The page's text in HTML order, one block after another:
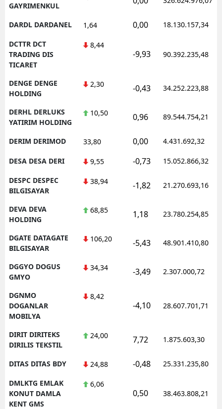
GAYRIMENKUL
DARDL DARDANEL 1,64 0,00 18.130.157,34
DCTTR DCT
TRADING DIS
TICARET
8,44
-9,93 90.392.235,48
DENGE DENGE
HOLDING
2,30 -0,43 34.252.223,88
DERHL DERLUKS
YATIRIM HOLDING
10,50 0,96 89.544.754,21
DERIM DERIMOD 33,80 0,00 4.431.692,32
DESA DESA DERI 9,55 -0,73 15.052.866,32
DESPC DESPEC
BILGISAYAR
38,94 -1,82 21.270.693,16
DEVA DEVA
HOLDING
68,85 1,18 23.780.254,85
DGATE DATAGATE
BILGISAYAR
106,20 -5,43 48.901.410,80
DGGYO DOGUS
GMYO
34,34 -3,49 2.307.000,72
DGNMO
DOGANLAR
MOBILYA
8,42
-4,10 28.607.701,71
DIRIT DIRITEKS
DIRILIS TEKSTIL
24,00 7,72 1.875.603,30
DITAS DITAS BDY 24,88 -0,48 25.331.235,80
DMLKTG EMLAK
KONUT DAMLA
KENT GMS
6,06
0,50 38.463.808,21